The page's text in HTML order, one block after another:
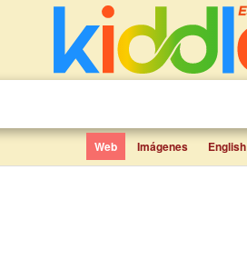
Web Imágenes English